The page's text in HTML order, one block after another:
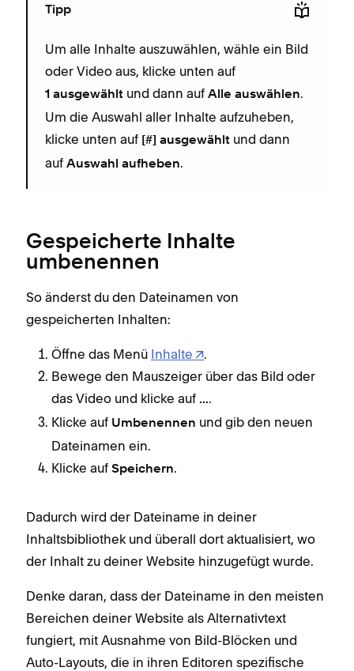
Tipp
Um alle Inhalte auszuwählen, wähle ein Bild
oder Video aus, klicke unten auf
1 ausgewählt und dann auf Alle auswählen.
Um die Auswahl aller Inhalte aufzuheben,
klicke unten auf [#] ausgewählt und dann
auf Auswahl aufheben.
Gespeicherte Inhalte
umbenennen
So änderst du den Dateinamen von
gespeicherten Inhalten:
Öffne das Menü Inhalte
.
Bewege den Mauszeiger über das Bild oder
das Video und klicke auf ....
Klicke auf Umbenennen und gib den neuen
Dateinamen ein.
Klicke auf Speichern.
Dadurch wird der Dateiname in deiner
Inhaltsbibliothek und überall dort aktualisiert, wo
der Inhalt zu deiner Website hinzugefügt wurde.
Denke daran, dass der Dateiname in den meisten
Bereichen deiner Website als Alternativtext
fungiert, mit Ausnahme von Bild-Blöcken und
Auto-Layouts, die in ihren Editoren spezifische